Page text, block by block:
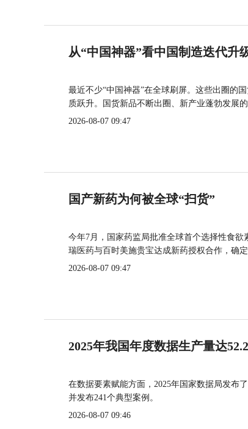
从“中国神器”看中国制造迭代升
最近不少“中国神器”在全球刷屏。这些出圈的
质跃升。国货新品不断出圈、新产业蓬勃发展
2026-08-07 09:47
国产新药为何被全球“扫货”
今年7月，国家药监局批准全球首个选择性食
瑞医药与百时美施贵宝达成新药授权合作，确
2026-08-07 09:47
2025年我国年度数据生产量达
在数据要素赋能方面，2025年国家数据局发布
并发布241个典型案例。
2026-08-07 09:46